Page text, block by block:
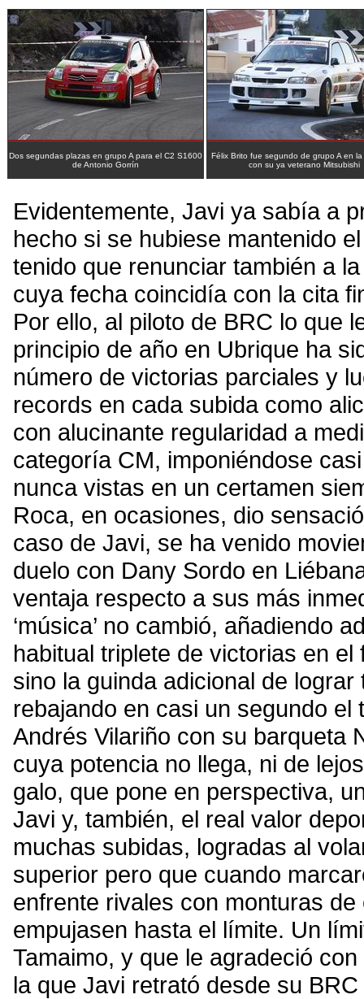
Dos segundas plazas en grupo A para el C2 S1600
de Antonio Gorrín
Félix Brito fue segundo de grupo A en la
con su ya veterano Mitsubishi
Evidentemente, Javi ya sabía a
hecho si se hubiese mantenido
tenido que renunciar también a
cuya fecha coincidía con la cita
Por ello, al piloto de BRC lo que
principio de año en Ubrique ha
número de victorias parciales y
records en cada subida como
con alucinante regularidad a
categoría CM, imponiéndose
nunca vistas en un certamen
Roca, en ocasiones, dio
caso de Javi, se ha venido
duelo con Dany Sordo en
ventaja respecto a sus más
‘música’ no cambió, añadiendo
habitual triplete de victorias en
sino la guinda adicional de
rebajando en casi un segundo
Andrés Vilariño con su barqueta
cuya potencia no llega, ni de
galo, que pone en perspectiva,
Javi y, también, el real valor
muchas subidas, logradas al
superior pero que cuando
enfrente rivales con monturas
empujasen hasta el límite. Un
Tamaimo, y que le agradeció
la que Javi retrató desde su